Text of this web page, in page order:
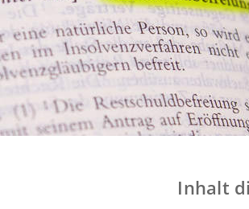
Inhalt